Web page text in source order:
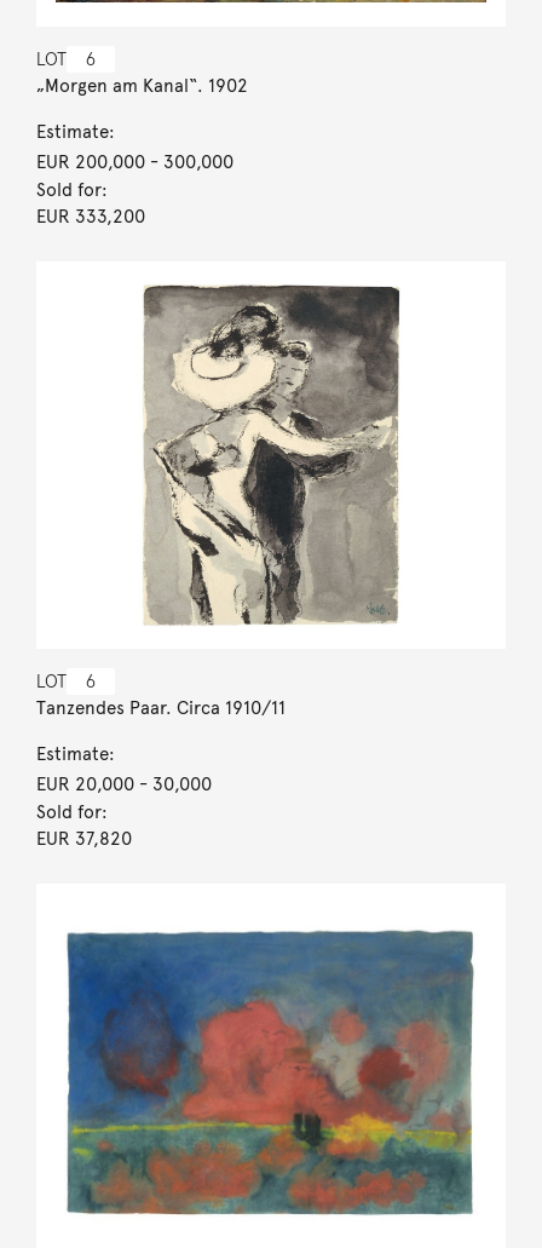
LOT 6
„Morgen am Kanal“. 1902
Estimate:
EUR 200,000- 300,000
Sold for:
EUR 333,200
LOT 6
Tanzendes Paar. Circa 1910/11
Estimate:
EUR 20,000- 30,000
Sold for:
EUR 37,820